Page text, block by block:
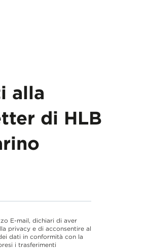
alla
di HLB
E-mail, dichiari di aver
privacy e di acconsentire al
dati in conformità con la
i trasferimenti